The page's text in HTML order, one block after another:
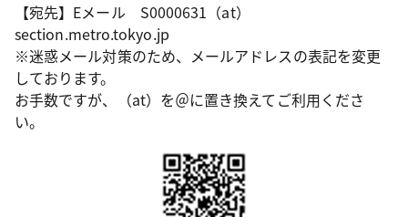
【宛先】Eメール S0000631（at）
section.metro.tokyo.jp
※迷惑メール対策のため、メールアドレスの表記を変更
しております。
お手数ですが、（at）を＠に置き換えてご利用くださ
い。